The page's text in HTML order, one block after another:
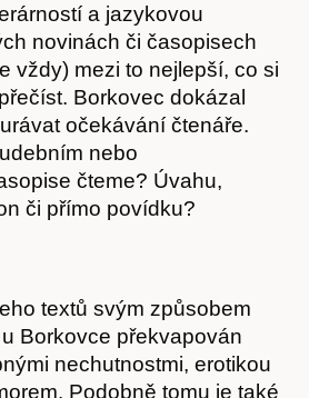
Časopis
a jazykovou
novinách či časopisech
vždy) mezi to nejlepší, co si
Borkovec dokázal
očekávání čtenáře.
nebo
čteme? Úvahu,
či přímo povídku?
textů svým způsobem
Borkovce překvapován
nechutnostmi, erotikou
Podobně tomu je také